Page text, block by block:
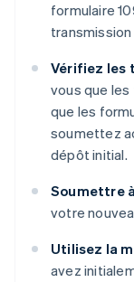
formulaire
Vérifiez les
vous que
que les
soumettez
dépôt initial.
Soumettre à
votre
Utilisez la
avez